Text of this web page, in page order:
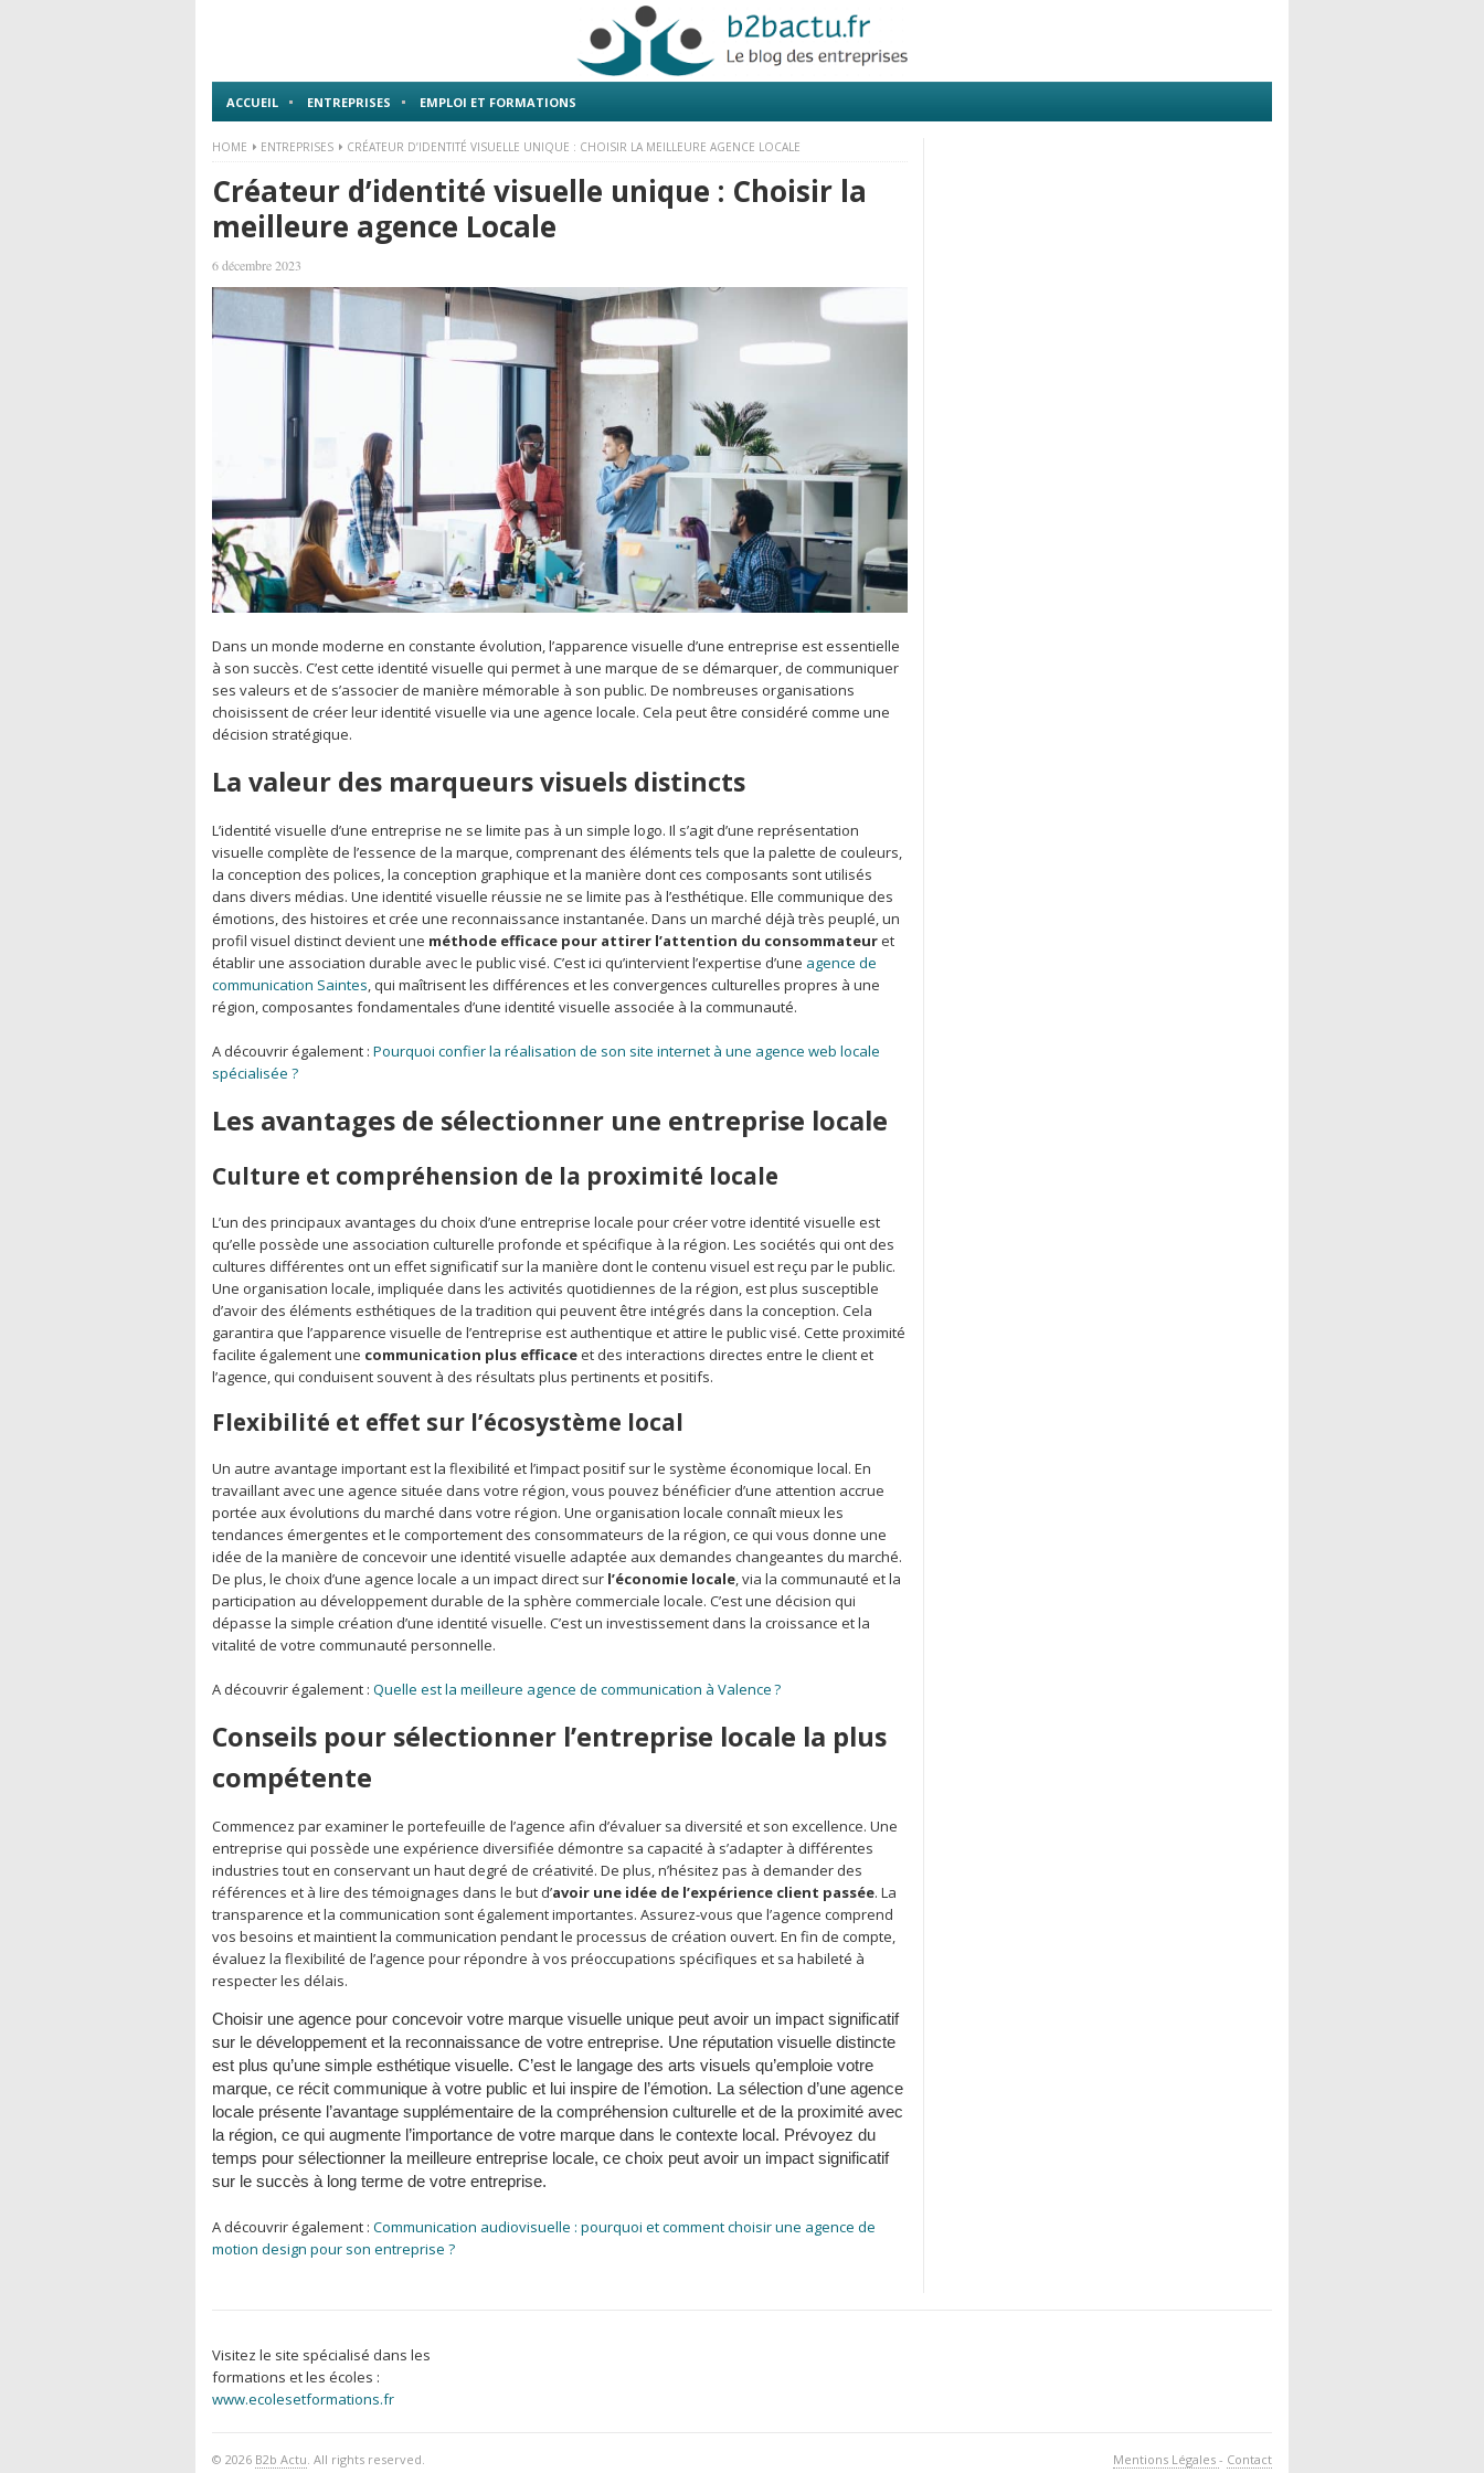
ACCUEIL ENTREPRISES EMPLOI ET FORMATIONS
HOME ENTREPRISES CRÉATEUR D’IDENTITÉ VISUELLE UNIQUE : CHOISIR LA MEILLEURE AGENCE LOCALE
Créateur d’identité visuelle unique : Choisir la
meilleure agence Locale
6 décembre 2023
Dans un monde moderne en constante évolution, l’apparence visuelle d’une entreprise est essentielle
à son succès. C’est cette identité visuelle qui permet à une marque de se démarquer, de communiquer
ses valeurs et de s’associer de manière mémorable à son public. De nombreuses organisations
choisissent de créer leur identité visuelle via une agence locale. Cela peut être considéré comme une
décision stratégique.
La valeur des marqueurs visuels distincts
L’identité visuelle d’une entreprise ne se limite pas à un simple logo. Il s’agit d’une représentation
visuelle complète de l’essence de la marque, comprenant des éléments tels que la palette de couleurs,
la conception des polices, la conception graphique et la manière dont ces composants sont utilisés
dans divers médias. Une identité visuelle réussie ne se limite pas à l’esthétique. Elle communique des
émotions, des histoires et crée une reconnaissance instantanée. Dans un marché déjà très peuplé, un
profil visuel distinct devient une méthode efficace pour attirer l’attention du consommateuret
établir une association durable avec le public visé. C’est ici qu’intervient l’expertise d’une agence de
communication Saintes, qui maîtrisent les différences et les convergences culturelles propres à une
région, composantes fondamentales d’une identité visuelle associée à la communauté.
A découvrir également : Pourquoi confier la réalisation de son site internet à une agence web locale
spécialisée ?
Les avantages de sélectionner une entreprise locale
Culture et compréhension de la proximité locale
L’un des principaux avantages du choix d’une entreprise locale pour créer votre identité visuelle est
qu’elle possède une association culturelle profonde et spécifique à la région. Les sociétés qui ont des
cultures différentes ont un effet significatif sur la manière dont le contenu visuel est reçu par le public.
Une organisation locale, impliquée dans les activités quotidiennes de la région, est plus susceptible
d’avoir des éléments esthétiques de la tradition qui peuvent être intégrés dans la conception. Cela
garantira que l’apparence visuelle de l’entreprise est authentique et attire le public visé. Cette proximité
facilite également une communication plus efficaceet des interactions directes entre le client et
l’agence, qui conduisent souvent à des résultats plus pertinents et positifs.
Flexibilité et effet sur l’écosystème local
Un autre avantage important est la flexibilité et l’impact positif sur le système économique local. En
travaillant avec une agence située dans votre région, vous pouvez bénéficier d’une attention accrue
portée aux évolutions du marché dans votre région. Une organisation locale connaît mieux les
tendances émergentes et le comportement des consommateurs de la région, ce qui vous donne une
idée de la manière de concevoir une identité visuelle adaptée aux demandes changeantes du marché.
De plus, le choix d’une agence locale a un impact direct sur l’économie locale, via la communauté et la
participation au développement durable de la sphère commerciale locale. C’est une décision qui
dépasse la simple création d’une identité visuelle. C’est un investissement dans la croissance et la
vitalité de votre communauté personnelle.
A découvrir également : Quelle est la meilleure agence de communication à Valence ?
Conseils pour sélectionner l’entreprise locale la plus
compétente
Commencez par examiner le portefeuille de l’agence afin d’évaluer sa diversité et son excellence. Une
entreprise qui possède une expérience diversifiée démontre sa capacité à s’adapter à différentes
industries tout en conservant un haut degré de créativité. De plus, n’hésitez pas à demander des
références et à lire des témoignages dans le but d’avoir une idée de l’expérience client passée. La
transparence et la communication sont également importantes. Assurez-vous que l’agence comprend
vos besoins et maintient la communication pendant le processus de création ouvert. En fin de compte,
évaluez la flexibilité de l’agence pour répondre à vos préoccupations spécifiques et sa habileté à
respecter les délais.
Choisir une agence pour concevoir votre marque visuelle unique peut avoir un impact significatif
sur le développement et la reconnaissance de votre entreprise. Une réputation visuelle distincte
est plus qu’une simple esthétique visuelle. C’est le langage des arts visuels qu’emploie votre
marque, ce récit communique à votre public et lui inspire de l’émotion. La sélection d’une agence
locale présente l’avantage supplémentaire de la compréhension culturelle et de la proximité avec
la région, ce qui augmente l’importance de votre marque dans le contexte local. Prévoyez du
temps pour sélectionner la meilleure entreprise locale, ce choix peut avoir un impact significatif
sur le succès à long terme de votre entreprise.
A découvrir également : Communication audiovisuelle : pourquoi et comment choisir une agence de
motion design pour son entreprise ?
Visitez le site spécialisé dans les
formations et les écoles :
www.ecolesetformations.fr
© 2026 B2b Actu. All rights reserved. Mentions Légales - Contact